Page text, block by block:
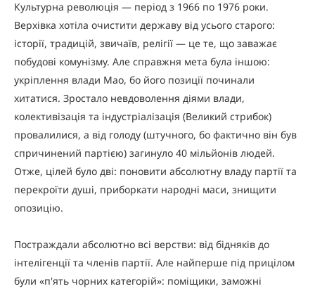
Культурна революція — період з 1966 по 1976 роки.
Верхівка хотіла очистити державу від усього старого:
історії, традицій, звичаїв, релігії — це те, що заважає
побудові комунізму. Але справжня мета була іншою:
укріплення влади Мао, бо його позиції починали
хитатися. Зростало невдоволення діями влади,
колективізація та індустріалізація (Великий стрибок)
провалилися, а від голоду (штучного, бо фактично він був
спричинений партією) загинуло 40 мільйонів людей.
Отже, цілей було дві: поновити абсолютну владу партії та
перекроїти душі, приборкати народні маси, знищити
опозицію.
Постраждали абсолютно всі верстви: від бідняків до
інтелігенції та членів партії. Але найперше під прицілом
були «п'ять чорних категорій»: поміщики, заможні